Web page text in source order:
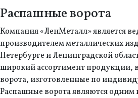
Распашные ворота
Компания «ЛенМеталл» является
производителем металлических
Петербурге и Ленинградской
широкий ассортимент продукции,
ворота, изготовленные по
Распашные ворота являются